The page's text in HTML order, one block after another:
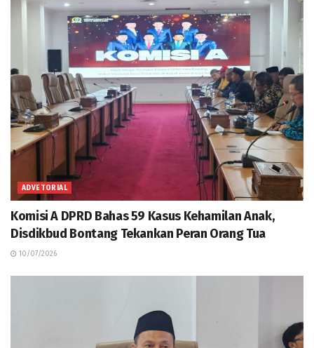
ADVETORIAL
Komisi A DPRD Bahas 59 Kasus Kehamilan Anak,
Disdikbud Bontang Tekankan Peran Orang Tua
10/07/2026